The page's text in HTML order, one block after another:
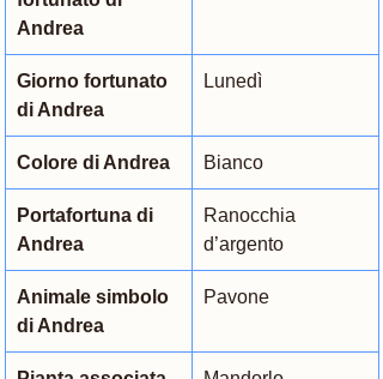
Andrea
Giorno fortunato
di Andrea
Lunedì
Colore di Andrea Bianco
Portafortuna di
Andrea
Ranocchia
d’argento
Animale simbolo
di Andrea
Pavone